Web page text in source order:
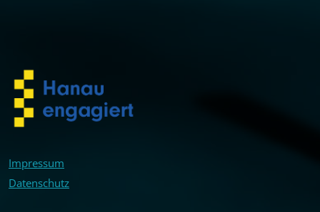
Impressum
Datenschutz